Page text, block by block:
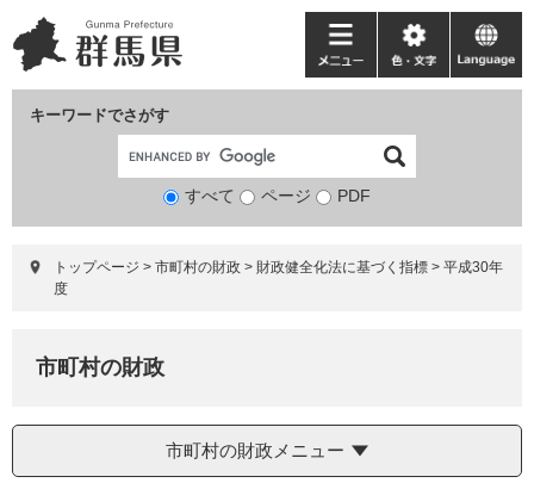
ー
ジ
ニ
ュ
て
キーワードでさがす
検
象
すべて ページ PDF
メ
ニ
ー
色・
文
language
トップページ > 市町村の財政 > 財政健全化法に基づく指標 > 平成30年
度
市町村の財政
市町村の財政メニュー